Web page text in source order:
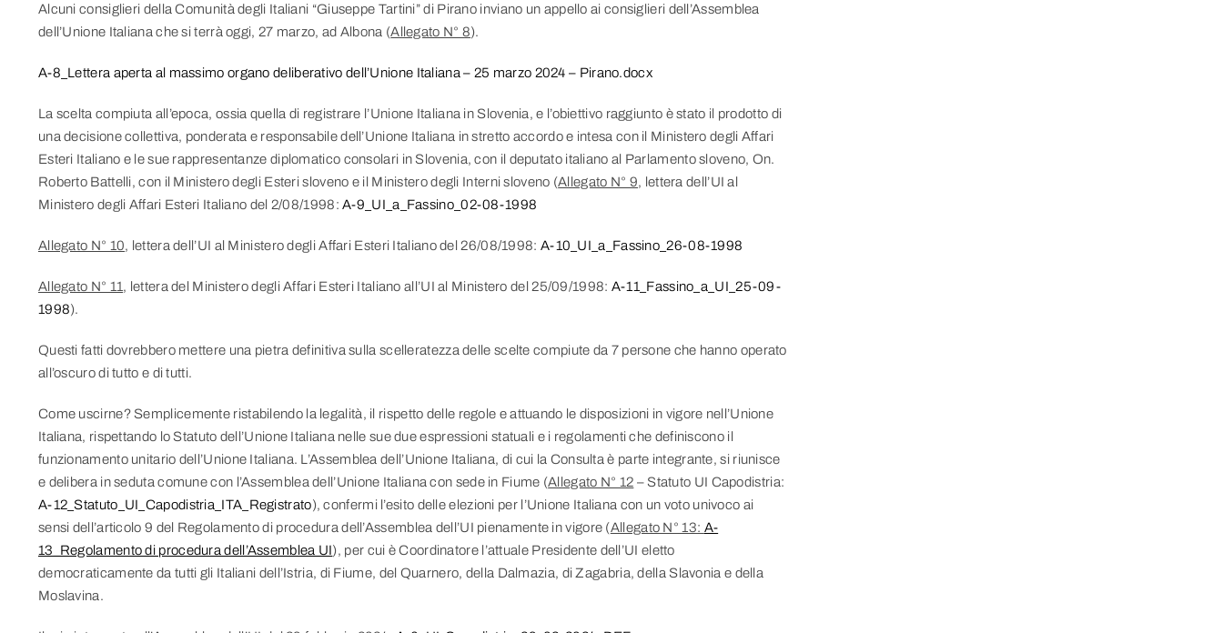
Alcuni consiglieri della Comunità degli Italiani “Giuseppe Tartini” di Pirano inviano un appello ai consiglieri dell’Assemblea
dell’Unione Italiana che si terrà oggi, 27 marzo, ad Albona (Allegato N° 8).
A-8_Lettera aperta al massimo organo deliberativo dell’Unione Italiana – 25 marzo 2024 – Pirano.docx
La scelta compiuta all’epoca, ossia quella di registrare l’Unione Italiana in Slovenia, e l’obiettivo raggiunto è stato il prodotto di
una decisione collettiva, ponderata e responsabile dell’Unione Italiana in stretto accordo e intesa con il Ministero degli Affari
Esteri Italiano e le sue rappresentanze diplomatico consolari in Slovenia, con il deputato italiano al Parlamento sloveno, On.
Roberto Battelli, con il Ministero degli Esteri sloveno e il Ministero degli Interni sloveno (Allegato N° 9, lettera dell’UI al
Ministero degli Affari Esteri Italiano del 2/08/1998:A-9_UI_a_Fassino_02-08-1998
Allegato N° 10, lettera dell’UI al Ministero degli Affari Esteri Italiano del 26/08/1998: A-10_UI_a_Fassino_26-08-1998
Allegato N° 11, lettera del Ministero degli Affari Esteri Italiano all’UI al Ministero del 25/09/1998: A-11_Fassino_a_UI_25-09-
1998).
Questi fatti dovrebbero mettere una pietra definitiva sulla scelleratezza delle scelte compiute da 7 persone che hanno operato
all’oscuro di tutto e di tutti.
Come uscirne? Semplicemente ristabilendo la legalità, il rispetto delle regole e attuando le disposizioni in vigore nell’Unione
Italiana, rispettando lo Statuto dell’Unione Italiana nelle sue due espressioni statuali e i regolamenti che definiscono il
funzionamento unitario dell’Unione Italiana. L’Assemblea dell’Unione Italiana, di cui la Consulta è parte integrante, si riunisce
e delibera in seduta comune con l’Assemblea dell’Unione Italiana con sede in Fiume (Allegato N° 12 – Statuto UI Capodistria:
A-12_Statuto_UI_Capodistria_ITA_Registrato), confermi l’esito delle elezioni per l’Unione Italiana con un voto univoco ai
sensi dell’articolo 9 del Regolamento di procedura dell’Assemblea dell’UI pienamente in vigore (Allegato N° 13: A-
13_Regolamento di procedura dell’Assemblea UI), per cui è Coordinatore l’attuale Presidente dell’UI eletto
democraticamente da tutti gli Italiani dell’Istria, di Fiume, del Quarnero, della Dalmazia, di Zagabria, della Slavonia e della
Moslavina.